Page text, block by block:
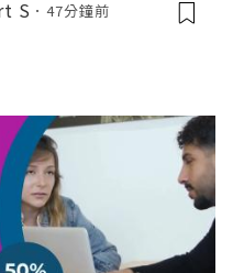
S 47分鐘前